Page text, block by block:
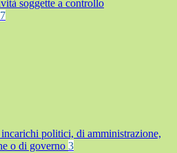
soggette a controllo
7
politici, di amministrazione,
o di governo 3